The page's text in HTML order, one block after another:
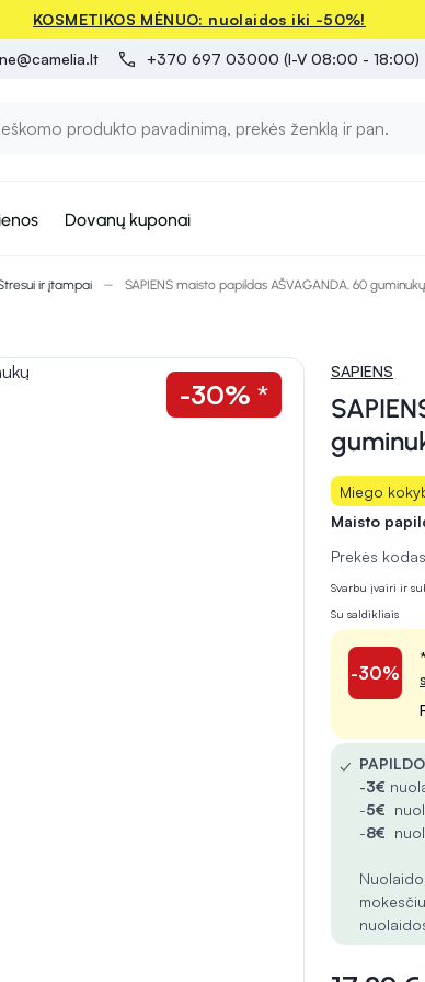
KOSMETIKOS MĖNUO: nuolaidos iki -50%!
+370 697 03000 (I-V 08:00 - 18:00)
Dovanų kuponai
ir įtampai SAPIENS maisto papildas AŠVAGANDA, 60 guminukų
-30% *
SAPIENS
Miego
Maisto
Prekės
Svarbu įvairi ir
Su saldikliais
-30%
✓
-3€
-5€
-8€